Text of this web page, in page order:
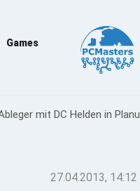
Games
mit DC Helden in
27.04.2013, 14:12